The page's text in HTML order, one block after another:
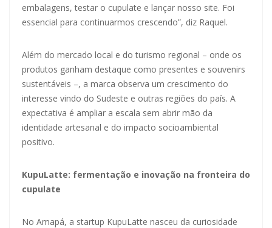
embalagens, testar o cupulate e lançar nosso site. Foi
essencial para continuarmos crescendo”, diz Raquel.
Além do mercado local e do turismo regional – onde os
produtos ganham destaque como presentes e souvenirs
sustentáveis –, a marca observa um crescimento do
interesse vindo do Sudeste e outras regiões do país. A
expectativa é ampliar a escala sem abrir mão da
identidade artesanal e do impacto socioambiental
positivo.
KupuLatte: fermentação e inovação na fronteira do
cupulate
No Amapá, a startup KupuLatte nasceu da curiosidade